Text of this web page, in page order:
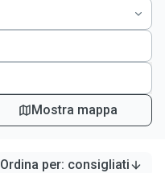
Mostra mappa
Ordina per: consigliati